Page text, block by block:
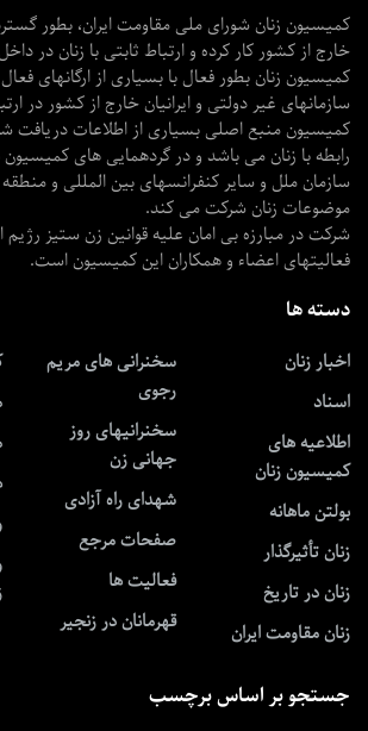
کمیسیون زنان شورای ملی مقاومت ایران، بطور
خارج از کشور کار کرده و ارتباط ثابتی با زنان در
کمیسیون زنان بطور فعال با بسیاری از ارگانهای
سازمانهای غیر دولتی و ایرانیان خارج از کشور در
کمیسیون منبع اصلی بسیاری از اطلاعات دریافت
رابطه با زنان می باشد و در گردهمایی های
سازمان ملل و سایر کنفرانسهای بین المللی و منطقه
موضوعات زنان شرکت می کند.
شرکت در مبارزه بی امان علیه قوانین زن ستیز رژیم
فعالیتهای اعضاء و همکاران این کمیسیون است.
دسته ها
اخبار زنان
اسناد
اطلاعیه های
کمیسیون زنان
بولتن ماهانه
زنان تأثیرگذار
زنان در تاریخ
زنان مقاومت ایران
سخنرانی های مریم
رجوی
سخنرانیهای روز
جهانی زن
شهدای راه آزادی
صفحات مرجع
فعالیت ها
قهرمانان در زنجیر
جستجو بر اساس برچسب